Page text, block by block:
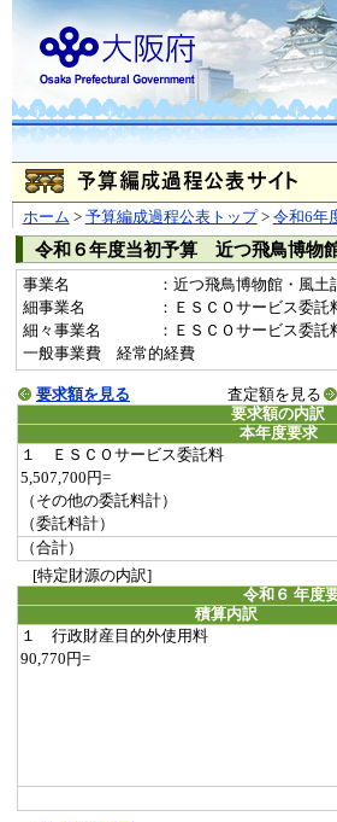
ホーム > 予算編成過程公表トップ> 令和6年
令和６年度当初予算 近つ飛鳥博物
事業名
：近つ飛鳥博物館・風
細事業名
：ＥＳＣＯサービス委託
細々事業名
：ＥＳＣＯサービス委託
一般事業費 経常的経費
要求額を見る
査定額を見る
要求額の内訳
本年度要求
１ ＥＳＣＯサービス委託料
5,507,700円=
（その他の委託料計）
（委託料計）
（合計）
[特定財源の内訳]
令和６ 年度
積算内訳
１ 行政財産目的外使用料
90,770円=